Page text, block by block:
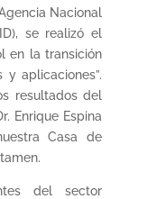
Nacional
se realizó el
en la transición
y aplicaciones”.
resultados del
Enrique Espina
Casa de
del sector